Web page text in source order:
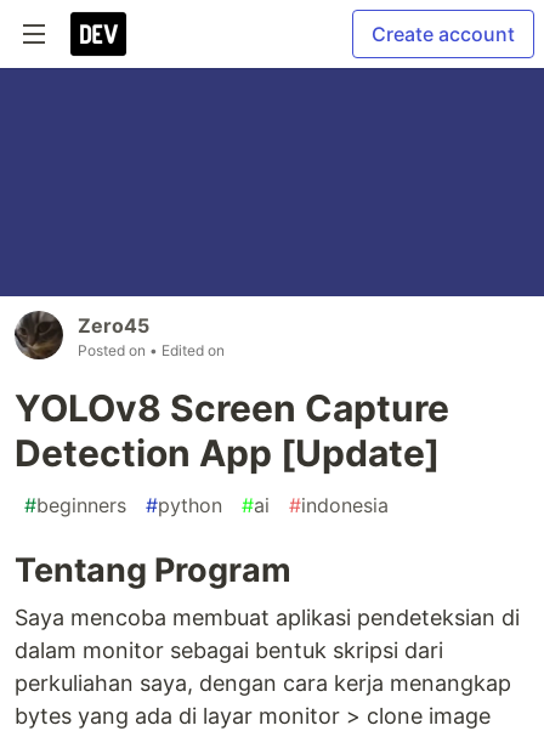
Create account
Zero45
Posted on • Edited on
YOLOv8 Screen Capture
Detection App [Update]
#beginners #python #ai #indonesia
Tentang Program
Saya mencoba membuat aplikasi pendeteksian di
dalam monitor sebagai bentuk skripsi dari
perkuliahan saya, dengan cara kerja menangkap
bytes yang ada di layar monitor > clone image